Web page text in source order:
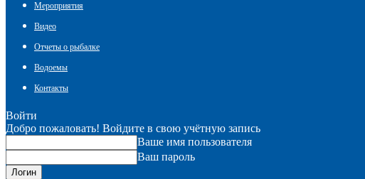
Мероприятия
Видео
Отчеты о рыбалке
Водоемы
Контакты
Войти
Добро пожаловать! Войдите в свою учётную запись
Ваше имя пользователя
Ваш пароль